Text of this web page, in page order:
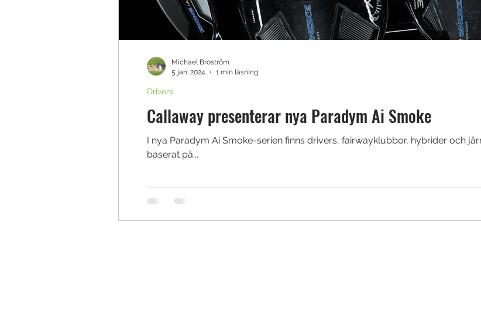
Callaway presenterar nya Paradym Ai Smoke
I nya Paradym Ai Smoke-serien finns drivers, fairwayklubbor, hybrider och
baserat på...
Drivers
Michael Broström
5 jan. 2024
1 min läsning